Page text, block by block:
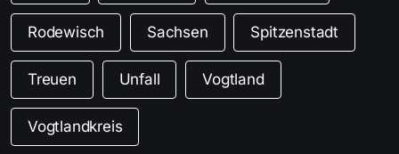
Rodewisch Sachsen Spitzenstadt
Treuen Unfall Vogtland
Vogtlandkreis